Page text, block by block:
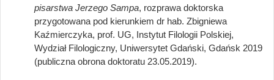
pisarstwa Jerzego Sampa, rozprawa doktorska
przygotowana pod kierunkiem dr hab. Zbigniewa
Kaźmierczyka, prof. UG, Instytut Filologii Polskiej,
Wydział Filologiczny, Uniwersytet Gdański, Gdańsk 2019
(publiczna obrona doktoratu 23.05.2019).